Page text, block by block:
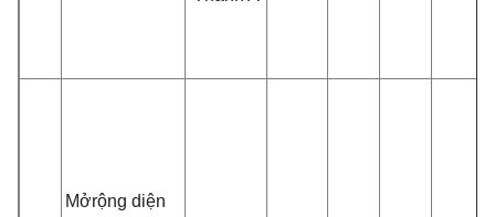
Mởrộng diện